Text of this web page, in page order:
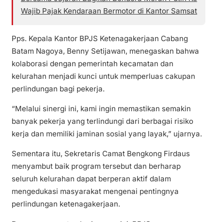
Wajib Pajak Kendaraan Bermotor di Kantor Samsat
Pps. Kepala Kantor BPJS Ketenagakerjaan Cabang
Batam Nagoya, Benny Setijawan, menegaskan bahwa
kolaborasi dengan pemerintah kecamatan dan
kelurahan menjadi kunci untuk memperluas cakupan
perlindungan bagi pekerja.
“Melalui sinergi ini, kami ingin memastikan semakin
banyak pekerja yang terlindungi dari berbagai risiko
kerja dan memiliki jaminan sosial yang layak,” ujarnya.
Sementara itu, Sekretaris Camat Bengkong Firdaus
menyambut baik program tersebut dan berharap
seluruh kelurahan dapat berperan aktif dalam
mengedukasi masyarakat mengenai pentingnya
perlindungan ketenagakerjaan.